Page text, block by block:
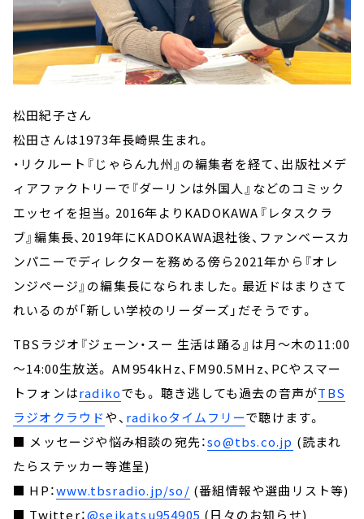
松田紀子さん
松田さんは1973年長崎県生まれ。
・リクルート『じゃらん九州』の編集者を経て、出版社メデ
ィアファクトリーで『ダーリンは外国人』などのコミック
エッセイを担当。2016年よりKADOKAWA『レタスクラ
ブ』編集長、2019年にKADOKAWA退社後、ファンベースカ
ンパニーでディレクターを務める傍ら2021年から『オレ
ンジページ』の編集長になられました。最近ドはまりさて
れいるのが「新しい学校のリーダーズ」だそうです。
TBSラジオ『ジェーン・スー 生活は踊る』は月～木の11:00
～14:00生放送。 AM954kHz、FM90.5MHz、PCやスマー
トフォンはradikoでも。 聴き逃しても過去の音声がTBS
ラジオクラウドや、 radikoタイムフリーで聴けます。
■ メッセージや悩み相談の宛先：so@tbs.co.jp (読まれ
たらステッカー等進呈)
■ HP：www.tbsradio.jp/so/ (番組情報や選曲リスト等)
■ Twitter：@seikatsu954905 (日々のお知らせ)